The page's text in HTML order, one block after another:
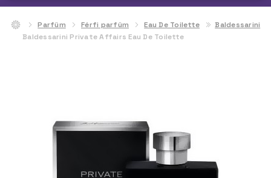
Parfüm Férfi parfüm Eau De Toilette
Baldessarini
Baldessarini Private Affairs Eau De Toilette